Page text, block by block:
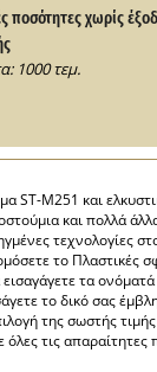
ποσότητες χωρίς
1000 τεμ.
ST-M251 και
και πολλά
τεχνολογίες
το
τα
το δικό σας
της σωστής
τις